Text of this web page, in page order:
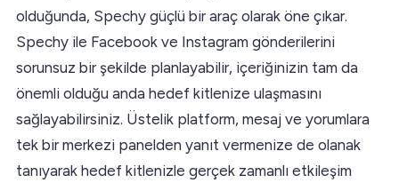
olduğunda, Spechy güçlü bir araç olarak öne çıkar.
Spechy ile Facebook ve Instagram gönderilerini
sorunsuz bir şekilde planlayabilir, içeriğinizin tam da
önemli olduğu anda hedef kitlenize ulaşmasını
sağlayabilirsiniz. Üstelik platform, mesaj ve yorumlara
tek bir merkezi panelden yanıt vermenize de olanak
tanıyarak hedef kitlenizle gerçek zamanlı etkileşim